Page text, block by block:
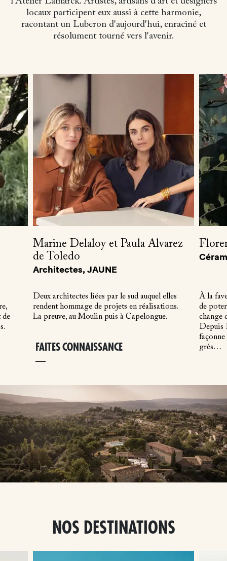
locaux participent eux aussi à cette harmonie,
racontant un Luberon d'aujourd'hui, enraciné et
résolument tourné vers l'avenir.
de
Marine Delaloy et Paula Alvarez
de Toledo
Architectes, JAUNE
Deux architectes liées par le sud auquel elles
rendent hommage de projets en réalisations.
La preuve, au Moulin puis à Capelongue.
FAITES CONNAISSANCE
À la
de
change
Depuis
façonne
grès…
NOS DESTINATIONS